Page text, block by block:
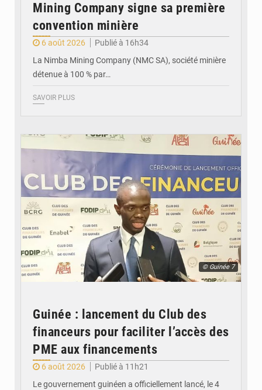
Mining Company signe sa première
convention minière
6 août 2026
Publié à 16h34
La Nimba Mining Company (NMC SA), société minière
détenue à 100 % par…
SAVOIR PLUS
© Guinée 7
Guinée : lancement du Club des
financeurs pour faciliter l’accès des
PME aux financements
6 août 2026
Publié à 11h21
Le gouvernement guinéen a officiellement lancé, le 4